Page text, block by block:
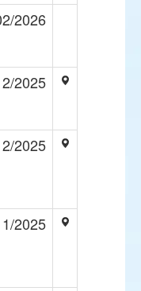
2026
2025
2025
2025